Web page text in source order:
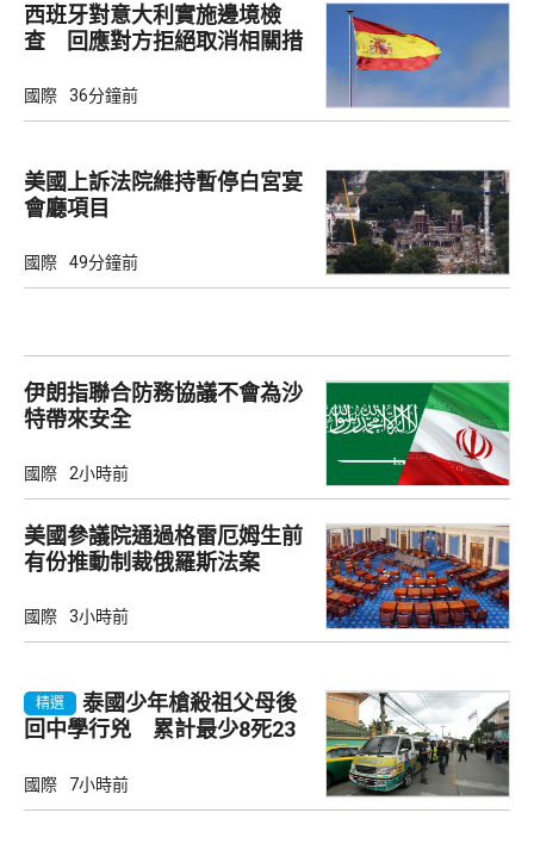
西班牙對意大利實施邊境檢
查 回應對方拒絕取消相關措
國際 36分鐘前
美國上訴法院維持暫停白宮宴
會廳項目
國際 49分鐘前
伊朗指聯合防務協議不會為沙
特帶來安全
國際 2小時前
美國參議院通過格雷厄姆生前
有份推動制裁俄羅斯法案
國際 3小時前
精選
泰國少年槍殺祖父母後
回中學行兇 累計最少8死23
國際 7小時前